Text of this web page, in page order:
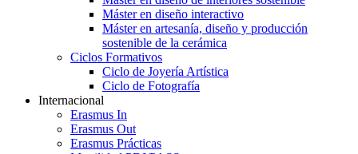
Máster en diseño interactivo
Máster en artesanía, diseño y producción
sostenible de la cerámica
Ciclos Formativos
Ciclo de Joyería Artística
Ciclo de Fotografía
Internacional
Erasmus In
Erasmus Out
Erasmus Prácticas